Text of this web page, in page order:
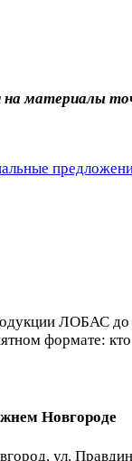
на материалы
ЛОБАС до
формате: кто
Новгороде
ул.